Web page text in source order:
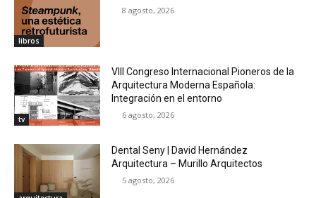
libros
8 agosto, 2026
tv
VIII Congreso Internacional Pioneros de la
Arquitectura Moderna Española:
Integración en el entorno
6 agosto, 2026
Dental Seny | David Hernández
Arquitectura – Murillo Arquitectos
5 agosto, 2026